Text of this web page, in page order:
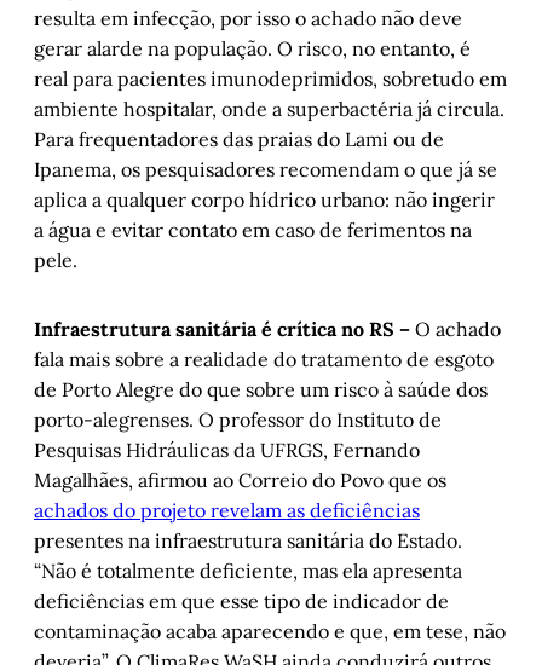
resulta em infecção, por isso o achado não deve
gerar alarde na população. O risco, no entanto, é
real para pacientes imunodeprimidos, sobretudo em
ambiente hospitalar, onde a superbactéria já circula.
Para frequentadores das praias do Lami ou de
Ipanema, os pesquisadores recomendam o que já se
aplica a qualquer corpo hídrico urbano: não ingerir
a água e evitar contato em caso de ferimentos na
pele.
Infraestrutura sanitária é crítica no RS – O achado
fala mais sobre a realidade do tratamento de esgoto
de Porto Alegre do que sobre um risco à saúde dos
porto-alegrenses. O professor do Instituto de
Pesquisas Hidráulicas da UFRGS, Fernando
Magalhães, afirmou ao Correio do Povo que os
achados do projeto revelam as deficiências
presentes na infraestrutura sanitária do Estado.
“Não é totalmente deficiente, mas ela apresenta
deficiências em que esse tipo de indicador de
contaminação acaba aparecendo e que, em tese, não